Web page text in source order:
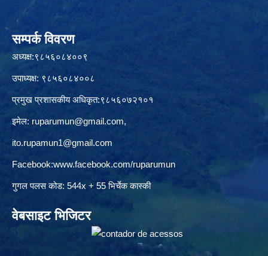
सम्पर्क विवरण
अध्यक्ष:९८५६०८४००९
उपाध्यक्ष: ९८५६०८४००८
प्रमुख प्रशासकीय अधिकृत:९८५६०७२१०१
इमेल: ruparumun@gmail.com,
ito.rupamun1@gmail.com
Facebook:www.facebook.com/ruparumun
गुगल पलस कोड: 544x + 55 भिर्चेक कास्की
वेबसाइट भिजिटर